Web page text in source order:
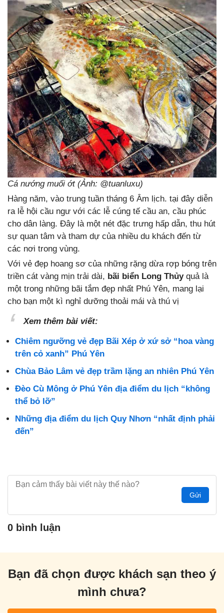
Cá nướng muối ớt (Ảnh: @tuanluxu)
Hàng năm, vào trung tuần tháng 6 Âm lịch. tại đây diễn
ra lễ hội cầu ngư với các lễ cúng tế cầu an, cầu phúc
cho dân làng. Đây là một nét đặc trưng hấp dẫn, thu hút
sự quan tâm và tham dự của nhiều du khách đến từ
các nơi trong vùng.
Với vẻ đẹp hoang sơ của những rặng dừa rợp bóng trên
triền cát vàng mịn trải dài, bãi biển Long Thủyquả là
một trong những bãi tắm đẹp nhất Phú Yên, mang lại
cho bạn một kì nghỉ dưỡng thoải mái và thú vị
Xem thêm bài viết:
Chiêm ngưỡng vẻ đẹp Bãi Xép ở xứ sở “hoa vàng
trên cỏ xanh” Phú Yên
Chùa Bảo Lâm vẻ đẹp trầm lặng an nhiên Phú Yên
Đèo Cù Mông ở Phú Yên địa điểm du lịch “không
thể bỏ lỡ”
Những địa điểm du lịch Quy Nhơn “nhất định phải
đến”
Gửi
0 bình luận
Bạn đã chọn được khách sạn theo ý
mình chưa?